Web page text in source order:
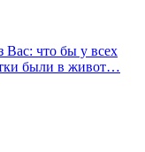
Вас: что бы у всех
были в живот…